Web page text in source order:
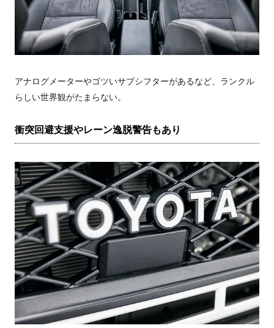
アナログメーターやゴツいサブシフターがあるなど、ランクル
らしい世界観がたまらない。
衝突回避支援やレーン逸脱警告もあり